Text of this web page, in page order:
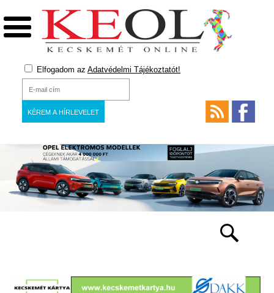
Elfogadom az Adatvédelmi Tájékoztatót!